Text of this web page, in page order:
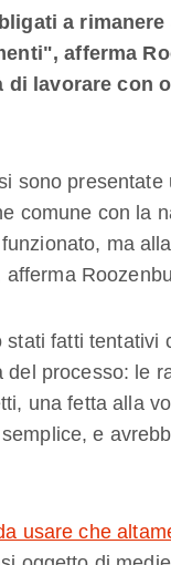
a
afferma
lavorare con
sono
comune con la
ma
fatti tentativi
processo: le
una fetta alla
e
usare che